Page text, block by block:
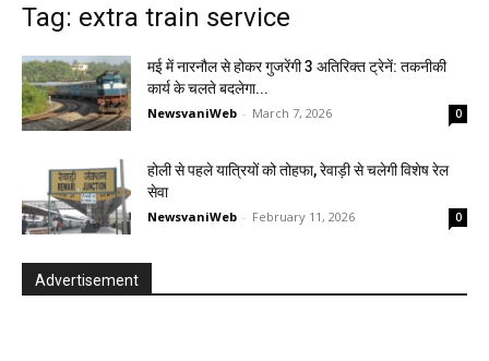
Tag: extra train service
मई में नारनौल से होकर गुजरेंगी 3 अतिरिक्त ट्रेनें: तकनीकी
कार्य के चलते बदलेगा...
NewsvaniWeb - March 7, 2026 0
होली से पहले यात्रियों को तोहफा, रेवाड़ी से चलेगी विशेष रेल
सेवा
NewsvaniWeb - February 11, 2026 0
Advertisement